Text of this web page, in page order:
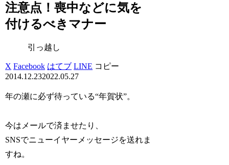
注意点！喪中などに気を
付けるべきマナー
引っ越し
X Facebook はてブ LINE コピー
2014.12.232022.05.27
年の瀬に必ず待っている“年賀状”。
今はメールで済ませたり、
SNSでニューイヤーメッセージを送れま
すね。